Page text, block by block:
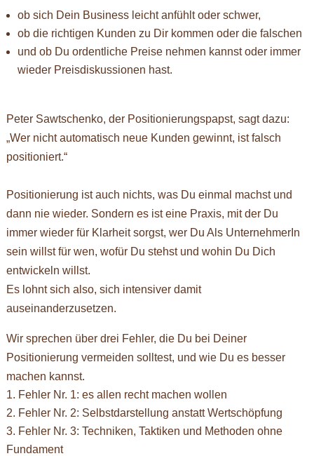
ob sich Dein Business leicht anfühlt oder schwer,
ob die richtigen Kunden zu Dir kommen oder die falschen
und ob Du ordentliche Preise nehmen kannst oder immer
wieder Preisdiskussionen hast.
Peter Sawtschenko, der Positionierungspapst, sagt dazu:
„Wer nicht automatisch neue Kunden gewinnt, ist falsch
positioniert.“
Positionierung ist auch nichts, was Du einmal machst und
dann nie wieder. Sondern es ist eine Praxis, mit der Du
immer wieder für Klarheit sorgst, wer Du Als UnternehmerIn
sein willst für wen, wofür Du stehst und wohin Du Dich
entwickeln willst.
Es lohnt sich also, sich intensiver damit
auseinanderzusetzen.
Wir sprechen über drei Fehler, die Du bei Deiner
Positionierung vermeiden solltest, und wie Du es besser
machen kannst.
Fehler Nr. 1: es allen recht machen wollen
Fehler Nr. 2: Selbstdarstellung anstatt Wertschöpfung
Fehler Nr. 3: Techniken, Taktiken und Methoden ohne
Fundament